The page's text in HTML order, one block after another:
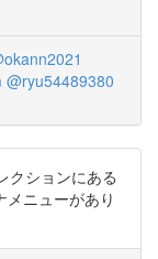
@ryu54489380
クションにある
メニューがあり